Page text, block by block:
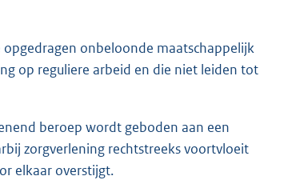
onbeloonde maatschappelijk
op reguliere arbeid en die niet leiden tot
beroep wordt geboden aan een
zorgverlening rechtstreeks voortvloeit
elkaar overstijgt.